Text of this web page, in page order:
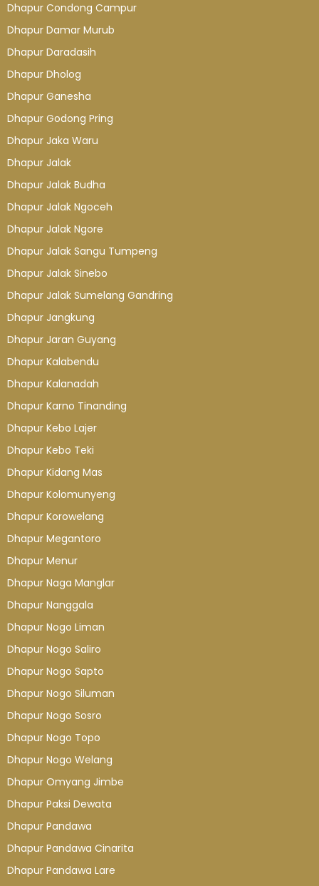
Dhapur Condong Campur
Dhapur Damar Murub
Dhapur Daradasih
Dhapur Dholog
Dhapur Ganesha
Dhapur Godong Pring
Dhapur Jaka Waru
Dhapur Jalak
Dhapur Jalak Budha
Dhapur Jalak Ngoceh
Dhapur Jalak Ngore
Dhapur Jalak Sangu Tumpeng
Dhapur Jalak Sinebo
Dhapur Jalak Sumelang Gandring
Dhapur Jangkung
Dhapur Jaran Guyang
Dhapur Kalabendu
Dhapur Kalanadah
Dhapur Karno Tinanding
Dhapur Kebo Lajer
Dhapur Kebo Teki
Dhapur Kidang Mas
Dhapur Kolomunyeng
Dhapur Korowelang
Dhapur Megantoro
Dhapur Menur
Dhapur Naga Manglar
Dhapur Nanggala
Dhapur Nogo Liman
Dhapur Nogo Saliro
Dhapur Nogo Sapto
Dhapur Nogo Siluman
Dhapur Nogo Sosro
Dhapur Nogo Topo
Dhapur Nogo Welang
Dhapur Omyang Jimbe
Dhapur Paksi Dewata
Dhapur Pandawa
Dhapur Pandawa Cinarita
Dhapur Pandawa Lare